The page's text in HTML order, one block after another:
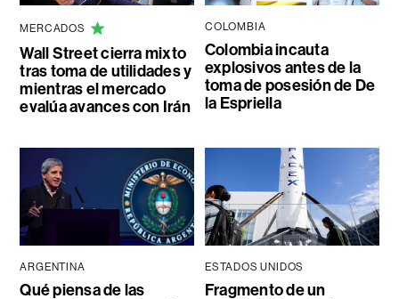
MERCADOS
Wall Street cierra mixto
tras toma de utilidades y
mientras el mercado
evalúa avances con Irán
COLOMBIA
Colombia incauta
explosivos antes de la
toma de posesión de De
la Espriella
ARGENTINA
Qué piensa de las
ESTADOS UNIDOS
Fragmento de un